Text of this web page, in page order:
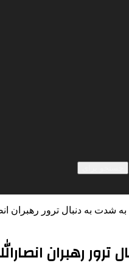
شدت به دنبال ترور رهبران
رهبران